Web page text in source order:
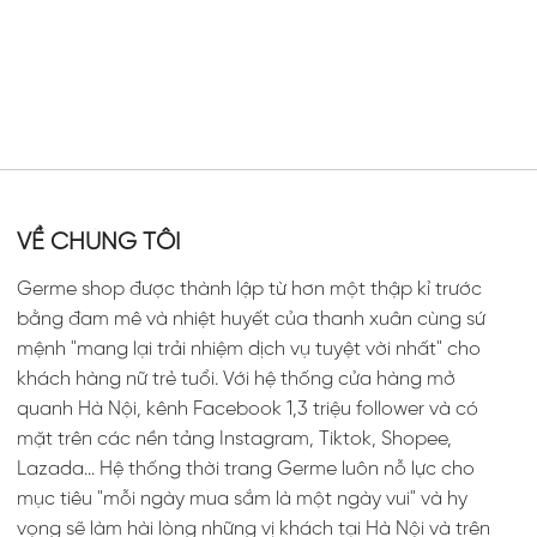
VỀ CHÚNG TÔI
Germe shop được thành lập từ hơn một thập kỉ trước
bằng đam mê và nhiệt huyết của thanh xuân cùng sứ
mệnh "mang lại trải nhiệm dịch vụ tuyệt vời nhất" cho
khách hàng nữ trẻ tuổi. Với hệ thống cửa hàng mở
quanh Hà Nội, kênh Facebook 1,3 triệu follower và có
mặt trên các nền tảng Instagram, Tiktok, Shopee,
Lazada... Hệ thống thời trang Germe luôn nỗ lực cho
mục tiêu "mỗi ngày mua sắm là một ngày vui" và hy
vọng sẽ làm hài lòng những vị khách tại Hà Nội và trên